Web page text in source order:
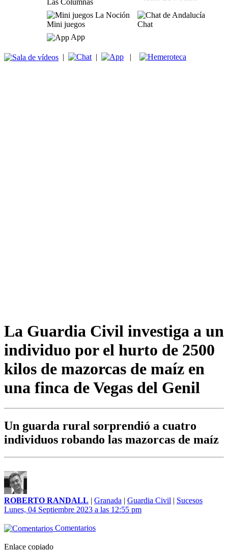
Las Columnas
Mini juegos
Chat
App
| | |
La Guardia Civil investiga a un
individuo por el hurto de 2500
kilos de mazorcas de maíz en
una finca de Vegas del Genil
Un guarda rural sorprendió a cuatro
individuos robando las mazorcas de maíz
ROBERTO RANDALL | Granada | Guardia Civil | Sucesos
Lunes, 04 Septiembre 2023 a las 12:55 pm
Comentarios
Enlace copiado